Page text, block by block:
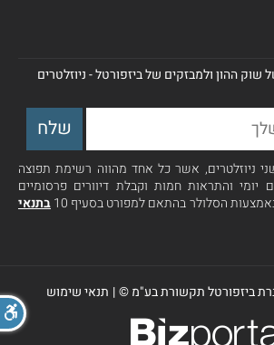
שוק ההון ולמבזקים של ביזפורטל - ניוזלטרים
ניוזלטרים, אשר כל אחד מהווה רשימת תפוצה
יומי והתראות חמות וקבלת דיוורים פרסומיים
הסלולר בהתאם למפורט בסעיף 10
בתנאי
ביזפורטל תקשורת בע"מ ©| תנאי שימוש